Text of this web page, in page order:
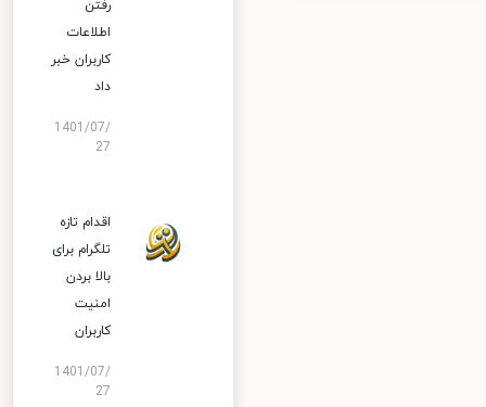
رفتن
اطلاعات
کاربران خبر
داد
1401/07/
27
اقدام تازه
تلگرام برای
بالا بردن
امنیت
کاربران
1401/07/
27